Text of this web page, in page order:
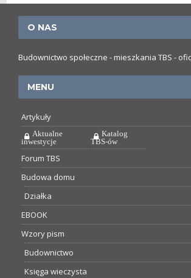
O NAS
Budownictwo społeczne - mieszkania TBS -
MENU
Artykuły
Aktualne
inwestycje
Katalog
TBS-ów
Forum TBS
Budowa domu
Działka
EBOOK
Wzory pism
Budownictwo
Księga wieczysta